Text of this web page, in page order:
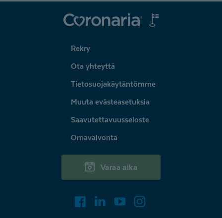
Coronaria
Rekry
Ota yhteyttä
Tietosuojakäytäntömme
Muuta evästeasetuksia
Saavutettavuusseloste
Omavalvonta
Varaa aika
FacebookLinkedInYoutube